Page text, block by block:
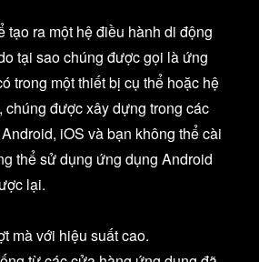
ra một hệ điều hành di động
tại sao chúng được gọi là ứng
trong một thiết bị cụ thể hoặc hệ
được xây dựng trong các
iOS và bạn không thể cài
thể sử dụng ứng dụng Android
lại.
mà với hiệu suất cao.